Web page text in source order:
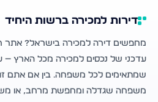
דירות למכירה ברשות היחיד
מחפשים דירה למכירה בישראל? אתר
עדכני של נכסים למכירה מכל הארץ —
שמתאימים לכל משפחה. בין אם אתם
משפחה שגדלה ומחפשת מרחב, או